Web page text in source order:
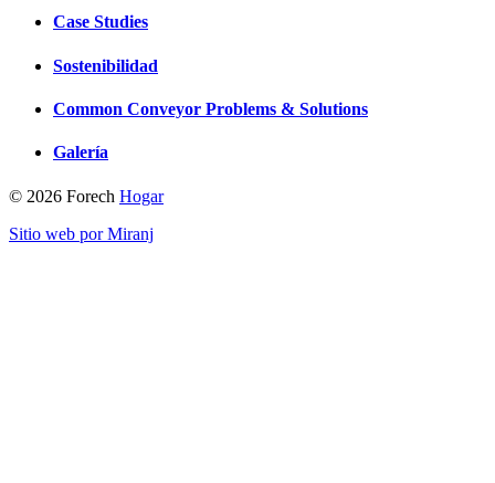
Case Studies
Sostenibilidad
Common Conveyor Problems & Solutions
Galería
© 2026 Forech Hogar
Sitio web por Miranj